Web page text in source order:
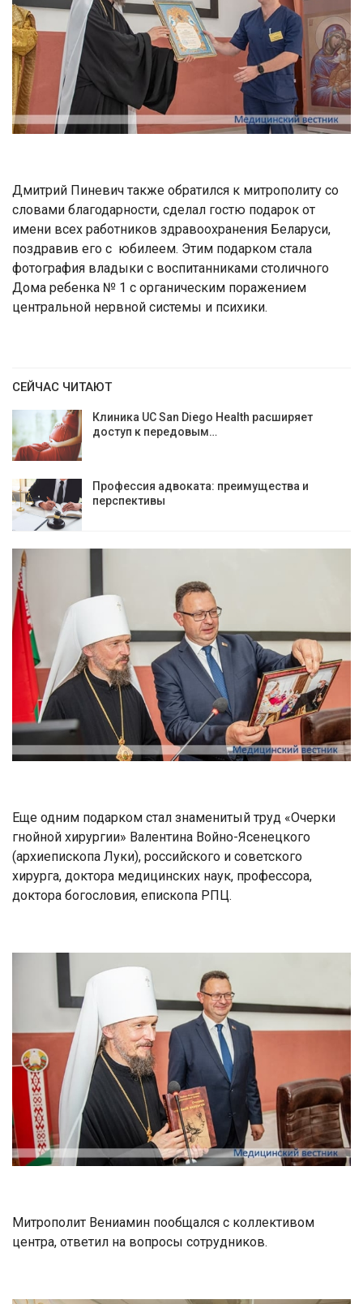
Дмитрий Пиневич также обратился к митрополиту со
словами благодарности, сделал гостю подарок от
имени всех работников здравоохранения Беларуси,
поздравив его с юбилеем. Этим подарком стала
фотография владыки с воспитанниками столичного
Дома ребенка № 1 с органическим поражением
центральной нервной системы и психики.
СЕЙЧАС ЧИТАЮТ
Клиника UC San Diego Health расширяет
доступ к передовым…
Профессия адвоката: преимущества и
перспективы
Еще одним подарком стал знаменитый труд «Очерки
гнойной хирургии» Валентина Войно-Ясенецкого
(архиепископа Луки), российского и советского
хирурга, доктора медицинских наук, профессора,
доктора богословия, епископа РПЦ.
Митрополит Вениамин пообщался с коллективом
центра, ответил на вопросы сотрудников.